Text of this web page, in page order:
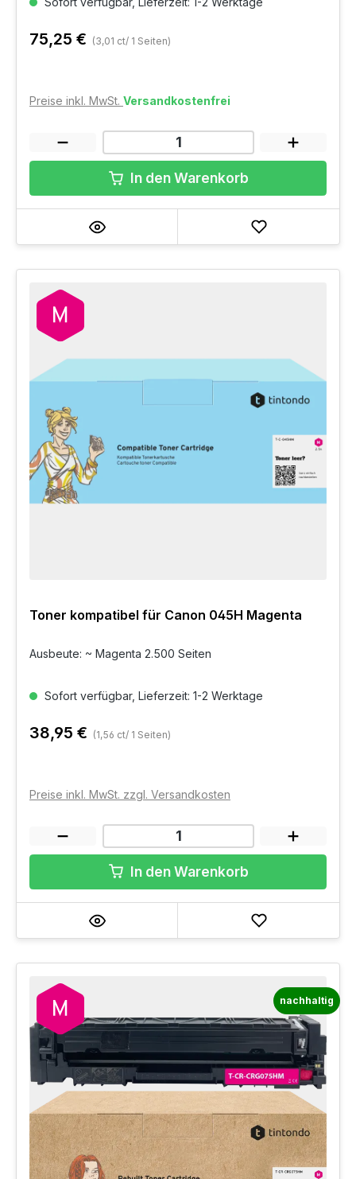
75,25 € (3,01 ct/ 1 Seiten)
Preise inkl. MwSt. Versandkostenfrei
In den Warenkorb
Toner kompatibel für Canon 045H Magenta
Ausbeute: ~ Magenta 2.500 Seiten
Sofort verfügbar, Lieferzeit: 1-2 Werktage
38,95 € (1,56 ct/ 1 Seiten)
Preise inkl. MwSt. zzgl. Versandkosten
In den Warenkorb
nachhaltig